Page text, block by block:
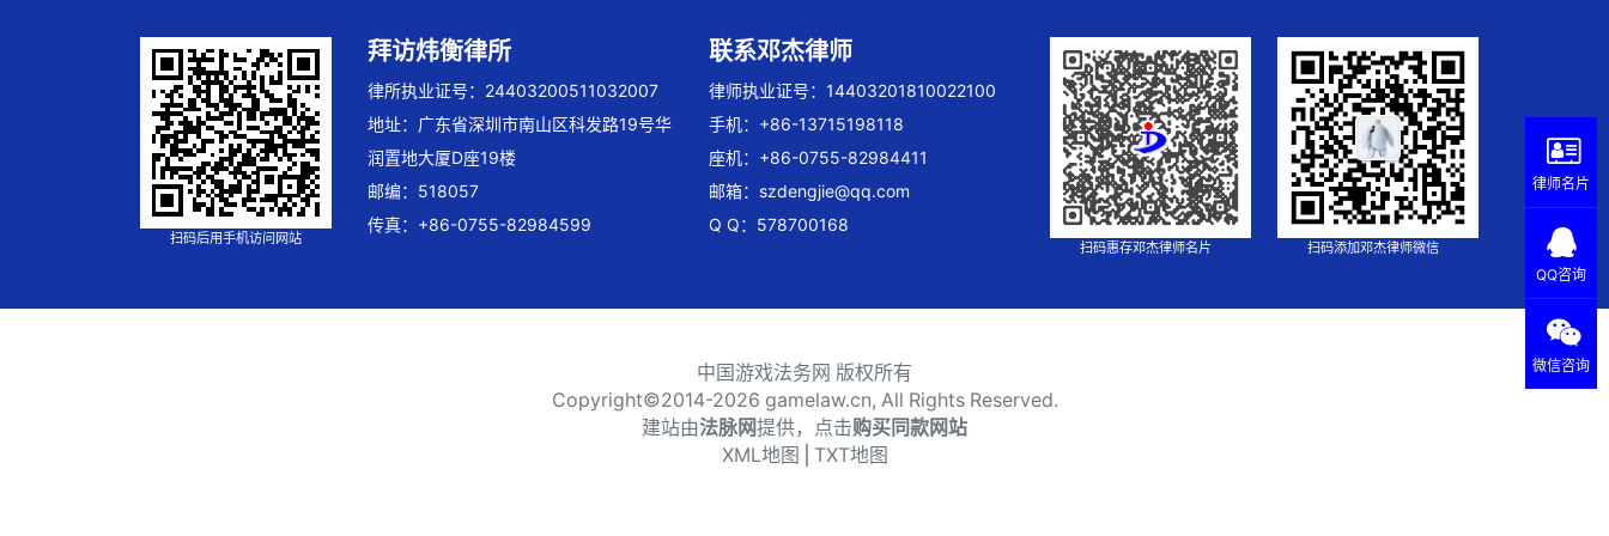
扫码后用手机访问网站
拜访炜衡律所
律所执业证号：24403200511032007
地址：广东省深圳市南山区科发路19号华
润置地大厦D座19楼
邮编：518057
传真：+86-0755-82984599
联系邓杰律师
律师执业证号：14403201810022100
手机：+86-13715198118
座机：+86-0755-82984411
邮箱： szdengjie@qq.com
Q Q：578700168
扫码惠存邓杰律师名片 扫码添加邓杰律师微信
中国游戏法务网 版权所有
Copyright©2014-2026 gamelaw.cn, All Rights Reserved.
建站由法脉网提供，点击购买同款网站
XML地图
TXT地图
律师名片
QQ咨询
微信咨询